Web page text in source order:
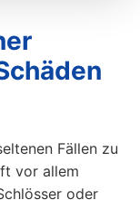
Fällen zu
vor allem
oder